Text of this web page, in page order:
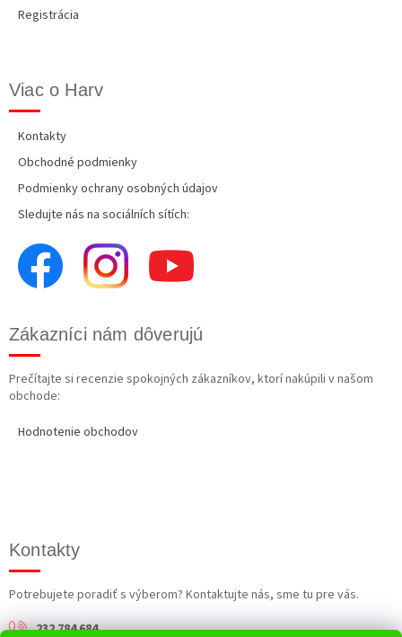
Registrácia
Viac o Harv
Kontakty
Obchodné podmienky
Podmienky ochrany osobných údajov
Sledujte nás na sociálních sítích:
Zákazníci nám dôverujú
Prečítajte si recenzie spokojných zákazníkov, ktorí nakúpili v našom
obchode:
Hodnotenie obchodov
Kontakty
Potrebujete poradiť s výberom? Kontaktujte nás, sme tu pre vás.
232 784 684